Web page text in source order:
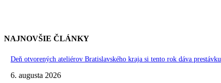
NAJNOVŠIE ČLÁNKY
Deň otvorených ateliérov Bratislavského kraja si tento rok dáva prestávku
6. augusta 2026